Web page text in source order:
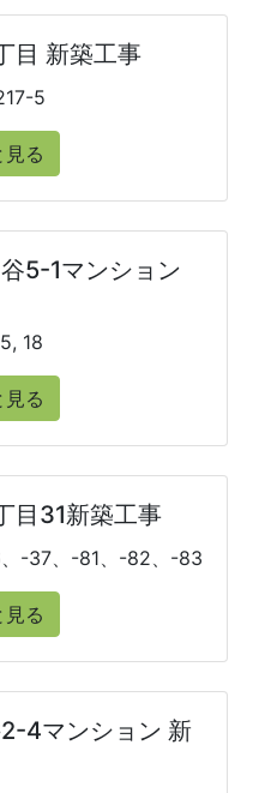
目 新築工事
5
見る
5-1マンション
18
見る
目31新築工事
-37、-81、-82、-83
見る
4マンション 新